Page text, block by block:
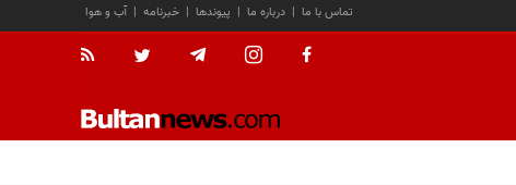
آب و هوا | خبرنامه | پیوندها | درباره ما | تماس با ما